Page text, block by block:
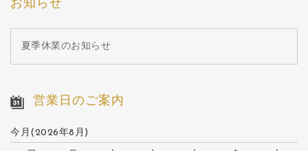
お知らせ
夏季休業のお知らせ
営業日のご案内
今月(2026年8月)